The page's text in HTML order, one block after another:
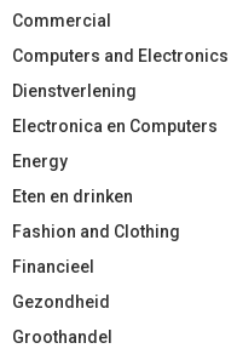
Commercial
Computers and Electronics
Dienstverlening
Electronica en Computers
Energy
Eten en drinken
Fashion and Clothing
Financieel
Gezondheid
Groothandel